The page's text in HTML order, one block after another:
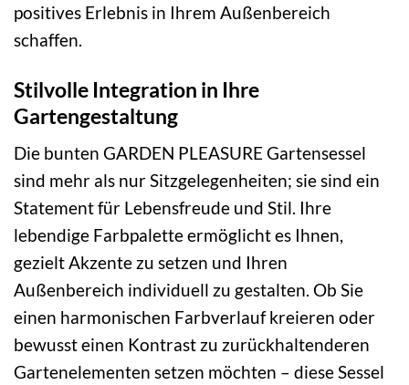
positives Erlebnis in Ihrem Außenbereich
schaffen.
Stilvolle Integration in Ihre
Gartengestaltung
Die bunten GARDEN PLEASURE Gartensessel
sind mehr als nur Sitzgelegenheiten; sie sind ein
Statement für Lebensfreude und Stil. Ihre
lebendige Farbpalette ermöglicht es Ihnen,
gezielt Akzente zu setzen und Ihren
Außenbereich individuell zu gestalten. Ob Sie
einen harmonischen Farbverlauf kreieren oder
bewusst einen Kontrast zu zurückhaltenderen
Gartenelementen setzen möchten – diese Sessel